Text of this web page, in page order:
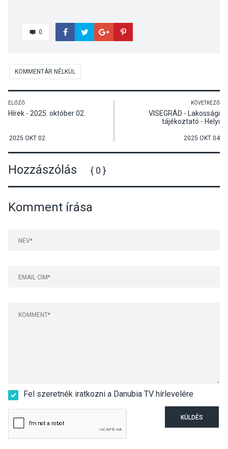
0
KOMMENTÁR NÉLKÜL
ELŐZŐ
Hírek - 2025. október 02.
2025 OKT 02
KÖVETKEZŐ
VISEGRÁD - Lakossági
tájékoztató - Helyi
Dunakanyar Kincsei VFE
2025 OKT 04
Hozzászólás { 0 }
Komment írása
Fel szeretnék iratkozni a Danubia TV hírlevelére
KÜLDÉS